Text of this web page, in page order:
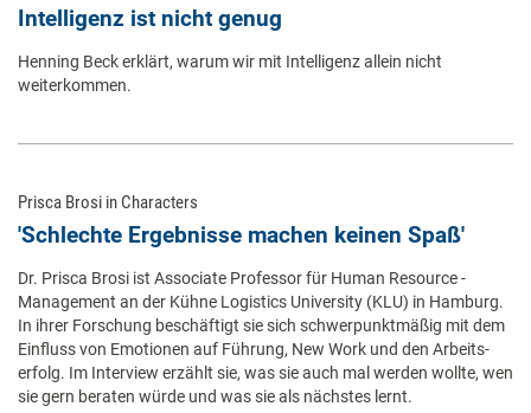
Intelligenz ist nicht genug
Henning Beck erklärt, warum wir mit Intelligenz allein nicht
weiterkommen.
Prisca Brosi in Characters
'Schlechte Ergebnisse machen keinen Spaß'
Dr. Prisca Brosi ist Associate Professor für Human ­Resource ­
Management an der Kühne Logistics University (KLU) in Hamburg.
In ihrer Forschung beschäftigt sie sich schwerpunktmäßig mit dem
Einfluss von Emotionen auf Führung, New Work und den Arbeits­
erfolg. Im Interview erzählt sie, was sie auch mal werden wollte, wen
sie gern beraten würde und was sie als nächstes lernt.